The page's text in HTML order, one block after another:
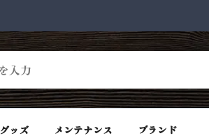
グッズ メンテナンス ブランド